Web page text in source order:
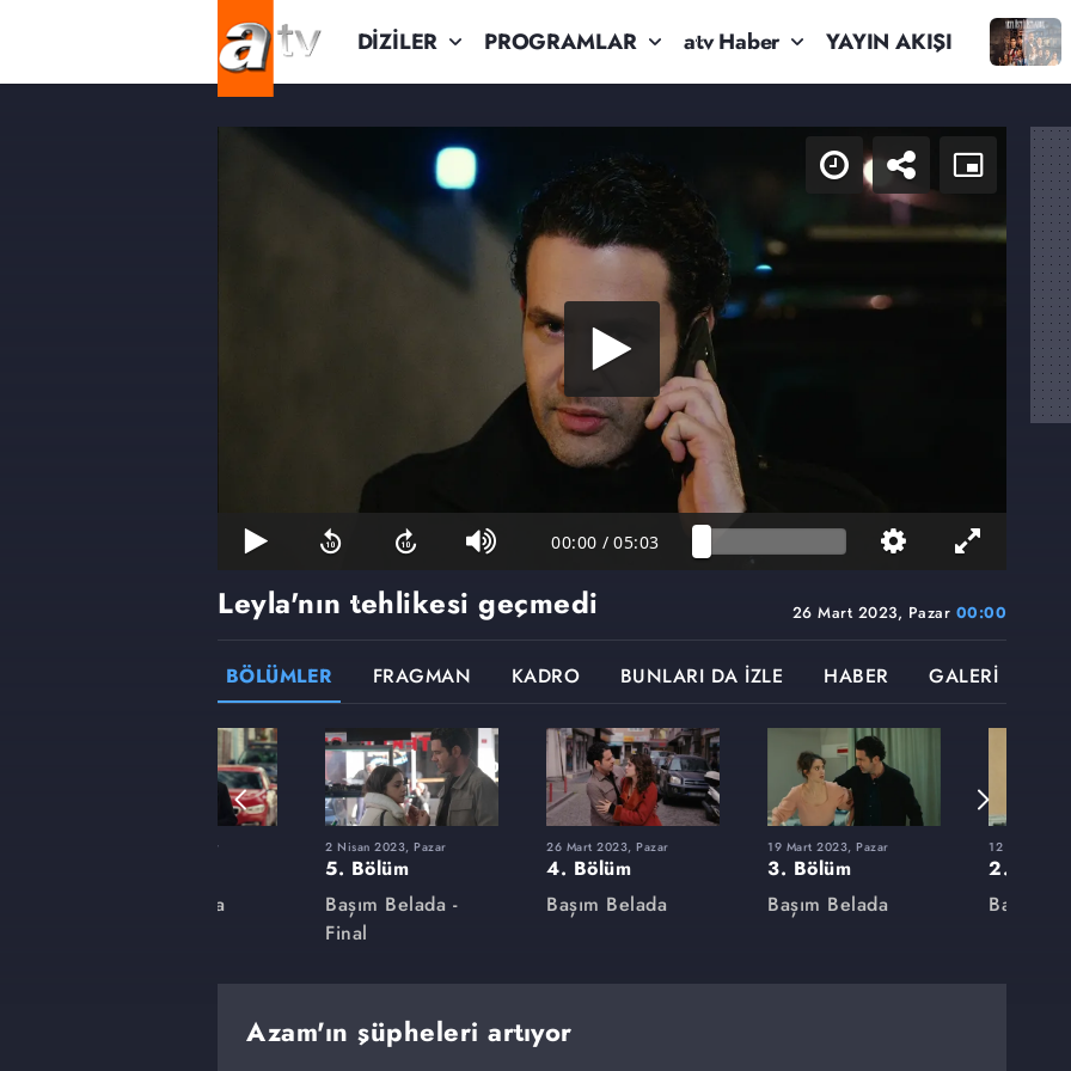
DİZİLER PROGRAMLAR atv Haber YAYIN AKIŞI
00:00 / 05:03
26 Mart 2023, Pazar 00:00
Leyla'nın tehlikesi geçmedi
BÖLÜMLER FRAGMAN KADRO BUNLARI DA İZLE HABER GALERİ
5 Mart 2023, Pazar
Başım Belada
2 Nisan 2023, Pazar
5. Bölüm
Başım Belada -
Final
26 Mart 2023, Pazar
4. Bölüm
Başım Belada
19 Mart 2023, Pazar
3. Bölüm
Başım Belada
12 Mart 2023,
2. Bölüm
Başım
Azam'ın şüpheleri artıyor